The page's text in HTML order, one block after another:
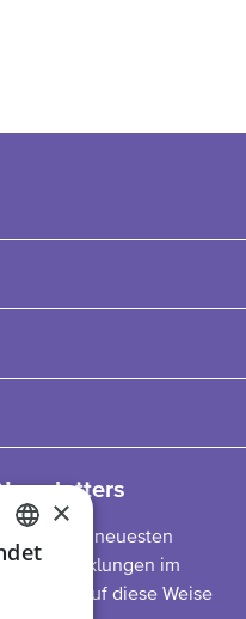
über die neuesten
Entwicklungen im
mehr. Auf diese Weise
ENGLISH
×